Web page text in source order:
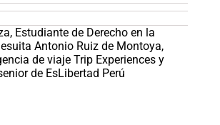
Estudiante de Derecho en la
Antonio Ruiz de Montoya,
de viaje Trip Experiences y
de EsLibertad Perú